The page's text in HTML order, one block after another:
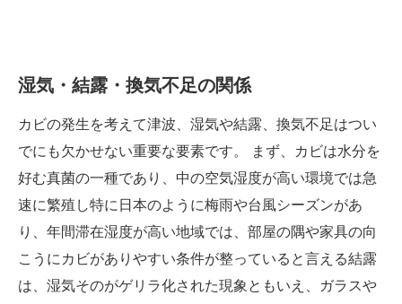
湿気・結露・換気不足の関係
カビの発生を考えて津波、湿気や結露、換気不足はつい
でにも欠かせない重要な要素です。 まず、カビは水分を
好む真菌の一種であり、中の空気湿度が高い環境では急
速に繁殖し特に日本のように梅雨や台風シーズンがあ
り、年間滞在湿度が高い地域では、部屋の隅や家具の向
こうにカビがありやすい条件が整っていると言える結露
は、湿気そのがゲリラ化された現象ともいえ、ガラスや